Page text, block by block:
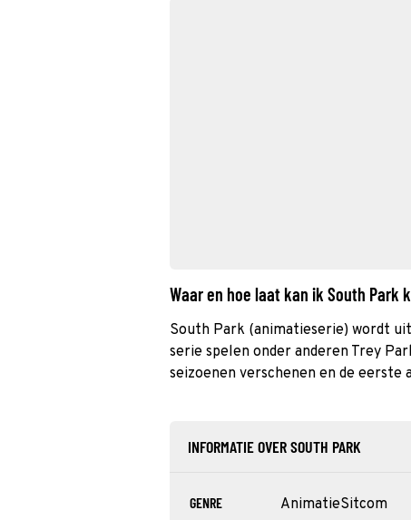
Waar en hoe laat kan ik South Park
South Park (animatieserie) wordt
serie spelen onder anderen Trey
seizoenen verschenen en de eerste
INFORMATIE OVER SOUTH PARK
GENRE AnimatieSitcom